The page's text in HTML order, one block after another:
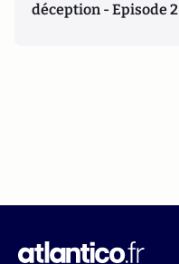
déception - Episode 2